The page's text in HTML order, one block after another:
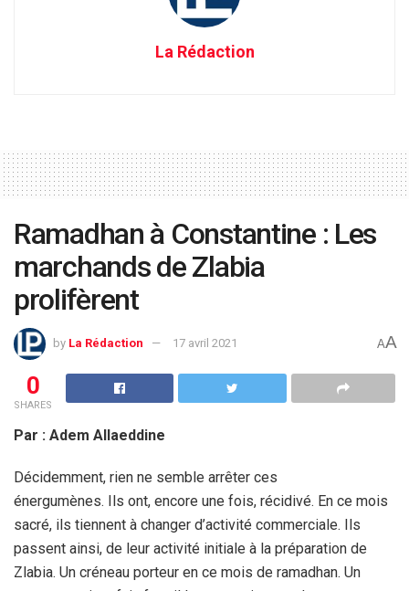
La Rédaction
Ramadhan à Constantine : Les
marchands de Zlabia
prolifèrent
by La Rédaction 17 avril 2021 AA
0
SHARES
Par : Adem Allaeddine
Décidemment, rien ne semble arrêter ces
énergumènes. Ils ont, encore une fois, récidivé. En ce mois
sacré, ils tiennent à changer d’activité commerciale. Ils
passent ainsi, de leur activité initiale à la préparation de
Zlabia. Un créneau porteur en ce mois de ramadhan. Un